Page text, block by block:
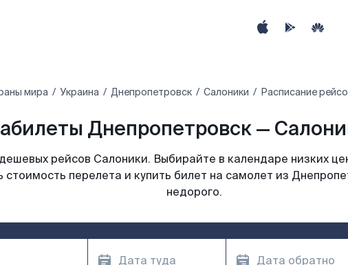
мира Украина Днепропетровск Салоники Расписание
Днепропетровск —
рейсов Салоники. Выбирайте в календаре низких
стоимость перелета и купить билет на самолет из
недорого.